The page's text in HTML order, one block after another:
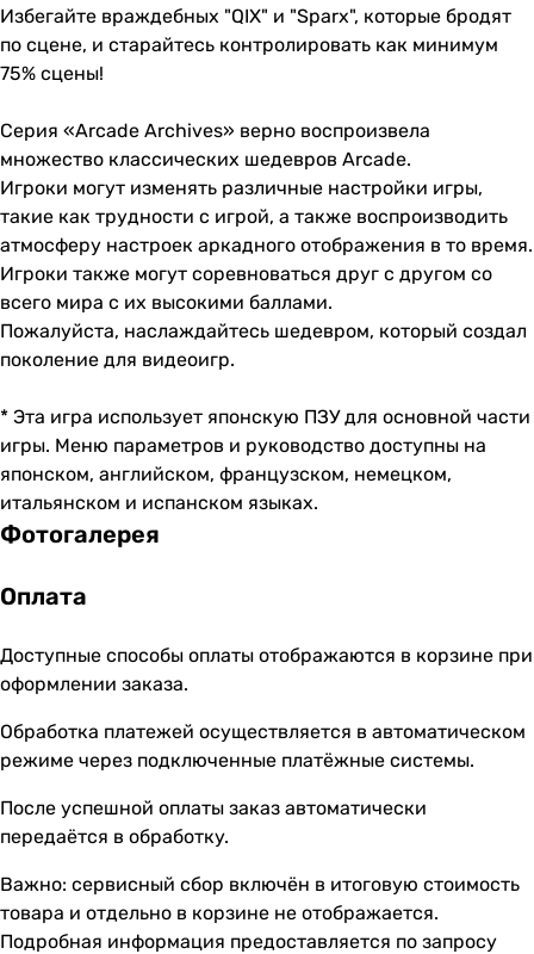
Избегайте враждебных "QIX" и "Sparx", которые бродят
по сцене, и старайтесь контролировать как минимум
75% сцены!
Серия «Arcade Archives» верно воспроизвела
множество классических шедевров Arcade.
Игроки могут изменять различные настройки игры,
такие как трудности с игрой, а также воспроизводить
атмосферу настроек аркадного отображения в то время.
Игроки также могут соревноваться друг с другом со
всего мира с их высокими баллами.
Пожалуйста, наслаждайтесь шедевром, который создал
поколение для видеоигр.
* Эта игра использует японскую ПЗУ для основной части
игры. Меню параметров и руководство доступны на
японском, английском, французском, немецком,
итальянском и испанском языках.
Фотогалерея
Оплата
Доступные способы оплаты отображаются в корзине при
оформлении заказа.
Обработка платежей осуществляется в автоматическом
режиме через подключенные платёжные системы.
После успешной оплаты заказ автоматически
передаётся в обработку.
Важно: сервисный сбор включён в итоговую стоимость
товара и отдельно в корзине не отображается.
Подробная информация предоставляется по запросу